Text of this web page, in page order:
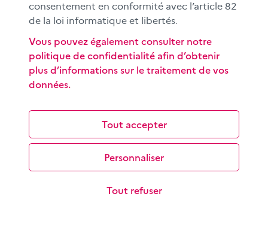
Rechercher une information sur internet
Les objectifs de cette séquence pédagogique à
destination des élèves du cycle 3 sont de découvrir le
fonctionnement d’un moteur de…
Écrire pour informer : réaliser un article, un
consentement en conformité avec l’article 82
de la loi informatique et libertés.
Tout accepter
Tout refuser
Personnaliser
Vous pouvez également consulter notre
politique de confidentialité afin d’obtenir
plus d’informations sur le traitement de vos
données.